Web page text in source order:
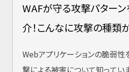
WAFが守る攻撃パター
介！こんなに攻撃の種類
Webアプリケーションの脆弱性
撃による被害について知ってい